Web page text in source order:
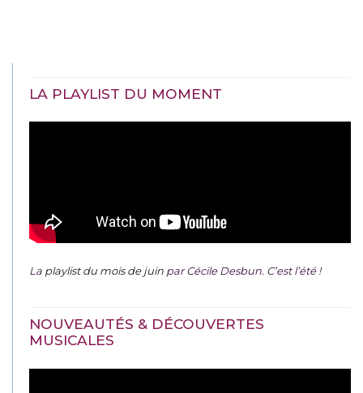
LA PLAYLIST DU MOMENT
La playlist du mois de juin par Cécile Desbun. C’est l’été !
NOUVEAUTÉS & DÉCOUVERTES
MUSICALES